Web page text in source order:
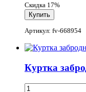
Скидка 17%
Артикул: fv-668954
Куртка